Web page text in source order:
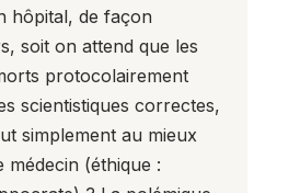
hôpital, de façon
soit on attend que les
protocolairement
scientistiques correctes,
simplement au mieux
médecin (éthique :